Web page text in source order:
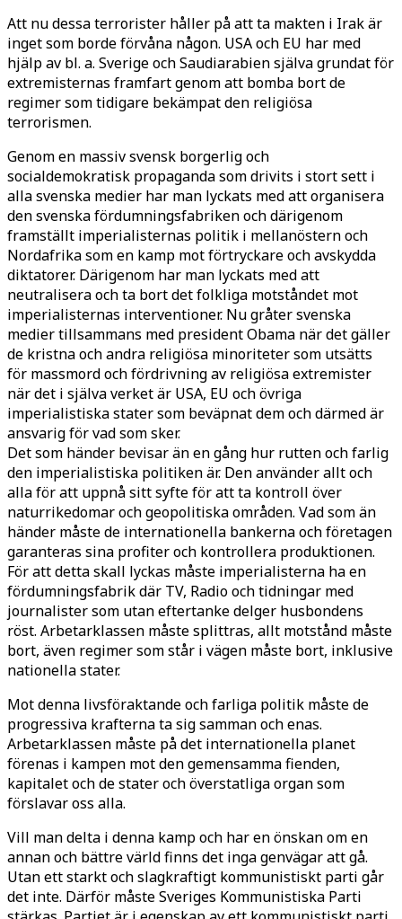
Att nu dessa terrorister håller på att ta makten i Irak är
inget som borde förvåna någon. USA och EU har med
hjälp av bl. a. Sverige och Saudiarabien själva grundat för
extremisternas framfart genom att bomba bort de
regimer som tidigare bekämpat den religiösa
terrorismen.
Genom en massiv svensk borgerlig och
socialdemokratisk propaganda som drivits i stort sett i
alla svenska medier har man lyckats med att organisera
den svenska fördumningsfabriken och därigenom
framställt imperialisternas politik i mellanöstern och
Nordafrika som en kamp mot förtryckare och avskydda
diktatorer. Därigenom har man lyckats med att
neutralisera och ta bort det folkliga motståndet mot
imperialisternas interventioner. Nu gråter svenska
medier tillsammans med president Obama när det gäller
de kristna och andra religiösa minoriteter som utsätts
för massmord och fördrivning av religiösa extremister
när det i själva verket är USA, EU och övriga
imperialistiska stater som beväpnat dem och därmed är
ansvarig för vad som sker.
Det som händer bevisar än en gång hur rutten och farlig
den imperialistiska politiken är. Den använder allt och
alla för att uppnå sitt syfte för att ta kontroll över
naturrikedomar och geopolitiska områden. Vad som än
händer måste de internationella bankerna och företagen
garanteras sina profiter och kontrollera produktionen.
För att detta skall lyckas måste imperialisterna ha en
fördumningsfabrik där TV, Radio och tidningar med
journalister som utan eftertanke delger husbondens
röst. Arbetarklassen måste splittras, allt motstånd måste
bort, även regimer som står i vägen måste bort, inklusive
nationella stater.
Mot denna livsföraktande och farliga politik måste de
progressiva krafterna ta sig samman och enas.
Arbetarklassen måste på det internationella planet
förenas i kampen mot den gemensamma fienden,
kapitalet och de stater och överstatliga organ som
förslavar oss alla.
Vill man delta i denna kamp och har en önskan om en
annan och bättre värld finns det inga genvägar att gå.
Utan ett starkt och slagkraftigt kommunistiskt parti går
det inte. Därför måste Sveriges Kommunistiska Parti